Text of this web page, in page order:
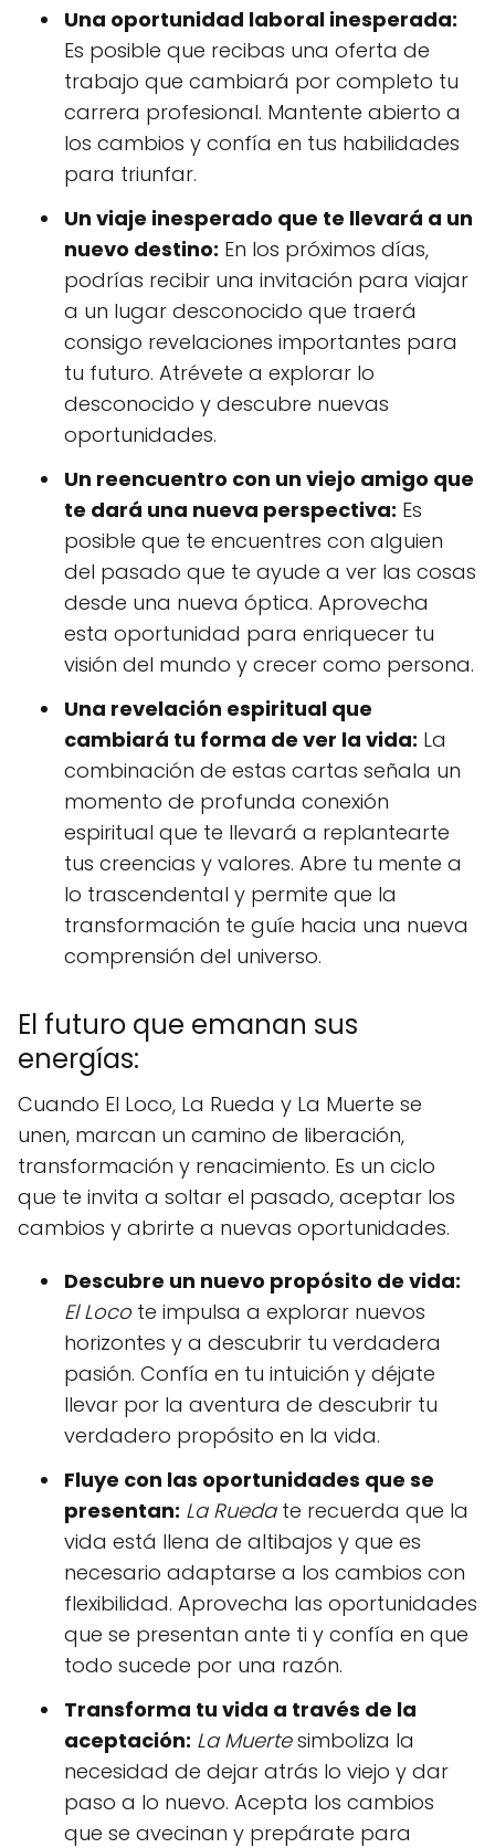
Una oportunidad laboral inesperada:
Es posible que recibas una oferta de
trabajo que cambiará por completo tu
carrera profesional. Mantente abierto a
los cambios y confía en tus habilidades
para triunfar.
Un viaje inesperado que te llevará a un
nuevo destino: En los próximos días,
podrías recibir una invitación para viajar
a un lugar desconocido que traerá
consigo revelaciones importantes para
tu futuro. Atrévete a explorar lo
desconocido y descubre nuevas
oportunidades.
Un reencuentro con un viejo amigo que
te dará una nueva perspectiva: Es
posible que te encuentres con alguien
del pasado que te ayude a ver las cosas
desde una nueva óptica. Aprovecha
esta oportunidad para enriquecer tu
visión del mundo y crecer como persona.
Una revelación espiritual que
cambiará tu forma de ver la vida: La
combinación de estas cartas señala un
momento de profunda conexión
espiritual que te llevará a replantearte
tus creencias y valores. Abre tu mente a
lo trascendental y permite que la
transformación te guíe hacia una nueva
comprensión del universo.
El futuro que emanan sus
energías:
Cuando El Loco, La Rueda y La Muerte se
unen, marcan un camino de liberación,
transformación y renacimiento. Es un ciclo
que te invita a soltar el pasado, aceptar los
cambios y abrirte a nuevas oportunidades.
Descubre un nuevo propósito de vida:
El Loco te impulsa a explorar nuevos
horizontes y a descubrir tu verdadera
pasión. Confía en tu intuición y déjate
llevar por la aventura de descubrir tu
verdadero propósito en la vida.
Fluye con las oportunidades que se
presentan: La Ruedate recuerda que la
vida está llena de altibajos y que es
necesario adaptarse a los cambios con
flexibilidad. Aprovecha las oportunidades
que se presentan ante ti y confía en que
todo sucede por una razón.
Transforma tu vida a través de la
aceptación: La Muertesimboliza la
necesidad de dejar atrás lo viejo y dar
paso a lo nuevo. Acepta los cambios
que se avecinan y prepárate para